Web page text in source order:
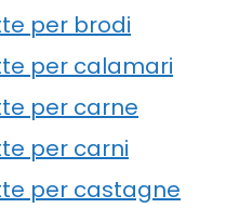
per brodi
per calamari
per carne
per carni
per castagne